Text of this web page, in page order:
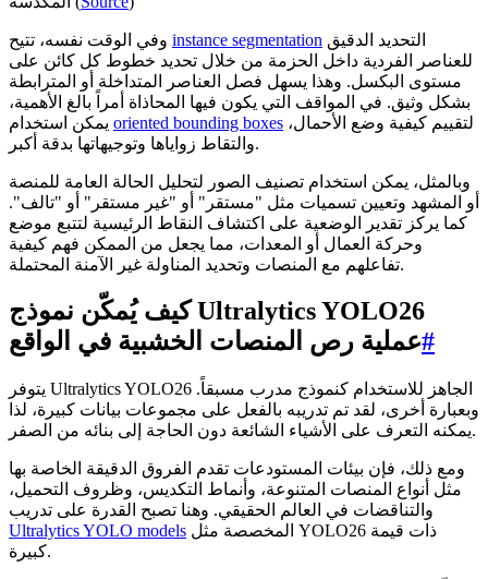
instance segmentation
للعناصر الفردية داخل الحزمة من خلال تحديد خطوط كل كائن على
مستوى البكسل. وهذا يسهل فصل العناصر المتداخلة أو المترابطة
بشكل وثيق. في المواقف التي يكون فيها المحاذاة أمراً بالغ الأهمية،
oriented bounding boxes
والتقاط زواياها وتوجيهاتها بدقة أكبر.
وبالمثل، يمكن استخدام تصنيف الصور لتحليل الحالة العامة للمنصة
أو المشهد وتعيين تسميات مثل "مستقر" أو "غير مستقر" أو "تالف".
كما يركز تقدير الوضعية على اكتشاف النقاط الرئيسية لتتبع موضع
وحركة العمال أو المعدات، مما يجعل من الممكن فهم كيفية
تفاعلهم مع المنصات وتحديد المناولة غير الآمنة المحتملة.
كيف يُمكّن نموذج Ultralytics YOLO26
عملية رص المنصات الخشبية في الواقع#
يتوفر Ultralytics YOLO26 الجاهز للاستخدام كنموذج مدرب مسبقاً.
وبعبارة أخرى، لقد تم تدريبه بالفعل على مجموعات بيانات كبيرة، لذا
يمكنه التعرف على الأشياء الشائعة دون الحاجة إلى بنائه من الصفر.
ومع ذلك، فإن بيئات المستودعات تقدم الفروق الدقيقة الخاصة بها
مثل أنواع المنصات المتنوعة، وأنماط التكديس، وظروف التحميل،
والتناقضات في العالم الحقيقي. وهنا تصبح القدرة على تدريب
Ultralytics YOLO models
كبيرة.